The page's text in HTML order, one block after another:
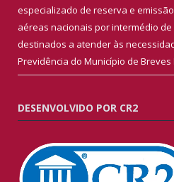
especializado de reserva e
aéreas nacionais por intermédio de
destinados a atender às
Previdência do Município de Breves
DESENVOLVIDO POR CR2